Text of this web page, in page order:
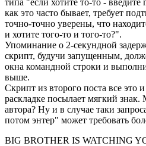
как это часто бывает, требует
точно-точно уверены, что
и хотите того-то и того-то?".
Упоминание о 2-секундной
скрипт, будучи запущенным,
окна командной строки и
выше.
Скрипт из второго поста все это
раскладке посылает мягкий
автора? Ну и в случае таки
потом энтер" может требовать
BIG BROTHER IS WATCHING